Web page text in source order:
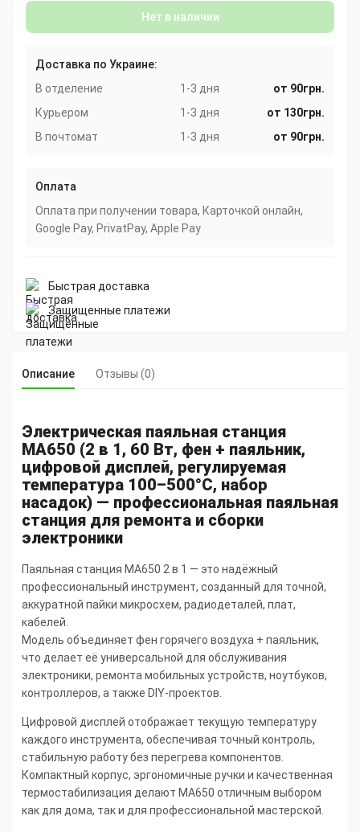
Нет в наличии
Доставка по Украине:
В отделение
1-3 дня
от 90грн.
Курьером
1-3 дня
от 130грн.
В почтомат
1-3 дня от 90грн.
Оплата
Оплата при получении товара, Карточкой онлайн,
Google Pay, PrivatPay, Apple Pay
Быстрая доставка
Защищенные платежи
Описание Отзывы (0)
Электрическая паяльная станция
MA650 (2 в 1, 60 Вт, фен + паяльник,
цифровой дисплей, регулируемая
температура 100–500°C, набор
насадок) — профессиональная паяльная
станция для ремонта и сборки
электроники
Паяльная станция MA650 2 в 1 — это надёжный
профессиональный инструмент, созданный для точной,
аккуратной пайки микросхем, радиодеталей, плат,
кабелей.
Модель объединяет фен горячего воздуха + паяльник,
что делает её универсальной для обслуживания
электроники, ремонта мобильных устройств, ноутбуков,
контроллеров, а также DIY-проектов.
Цифровой дисплей отображает текущую температуру
каждого инструмента, обеспечивая точный контроль,
стабильную работу без перегрева компонентов.
Компактный корпус, эргономичные ручки и качественная
термостабилизация делают MA650 отличным выбором
как для дома, так и для профессиональной мастерской.